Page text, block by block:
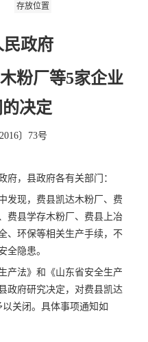
存放位置
民政府
粉厂等5家企业
决定
〕73号
府，县政府各有关部门：
发现，费县凯达木粉厂、费
费县学存木粉厂、费县上冶
、环保等相关生产手续，不
全隐患。
产法》和《山东省安全生产
政府研究决定，对费县凯达
关闭。具体事项通知如